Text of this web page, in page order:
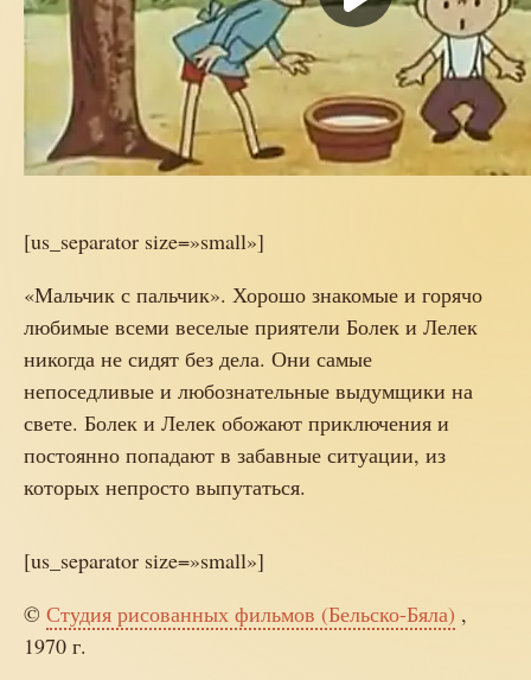
[us_separator size=»small»]
«Мальчик с пальчик». Хорошо знакомые и горячо
любимые всеми веселые приятели Болек и Лелек
никогда не сидят без дела. Они самые
непоседливые и любознательные выдумщики на
свете. Болек и Лелек обожают приключения и
постоянно попадают в забавные ситуации, из
которых непросто выпутаться.
[us_separator size=»small»]
© Студия рисованных фильмов (Бельско-Бяла) ,
1970 г.